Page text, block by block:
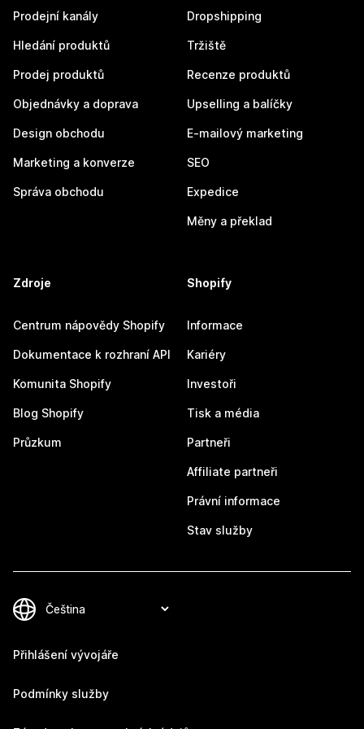
Prodejní kanály
Hledání produktů
Prodej produktů
Objednávky a doprava
Design obchodu
Marketing a konverze
Správa obchodu
Dropshipping
Tržiště
Recenze produktů
Upselling a balíčky
E-mailový marketing
SEO
Expedice
Měny a překlad
Zdroje
Centrum nápovědy Shopify
Dokumentace k rozhraní API
Komunita Shopify
Blog Shopify
Průzkum
Shopify
Informace
Kariéry
Investoři
Tisk a média
Partneři
Affiliate partneři
Právní informace
Stav služby
Přihlášení vývojáře
Podmínky služby